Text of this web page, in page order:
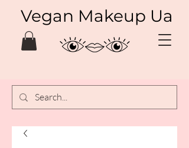
Vegan Makeup Ua